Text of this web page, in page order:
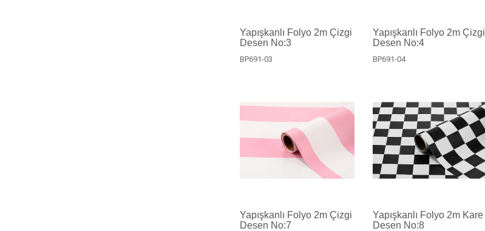
Yapışkanlı Folyo 2m Çizgi
Desen No:3
BP691-03
Yapışkanlı Folyo 2m Çizgi
Desen No:4
BP691-04
Yapışkanlı Folyo 2m Çizgi
Desen No:7
Yapışkanlı Folyo 2m Kare
Desen No:8